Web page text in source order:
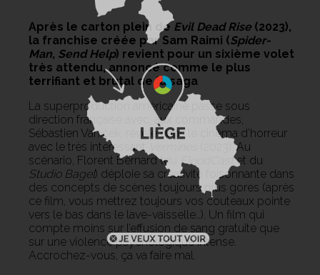
Après le carton plein de Evil Dead Rise (2023),
la franchise créée par Sam Raimi (Spider-
Man, Send Help) revient pour un sixième volet
très attendu, annoncé comme le plus
terrifiant et brutal de la saga
La superproduction américaine passe sous
direction française avec, aux commandes,
Sébastien Vaniček, révélé dans le cinéma d’horreur
avec le très intéressant
(2023). Au
scénario, Florent Bernard (du
FloodCast et du
Studio Bagel) déploie sa créativité foisonnante dans
des concepts de scènes toujours plus gores (après
ce film, vous mettrez toujours vos couteaux pointe
vers le bas dans le lave-vaisselle…). Un film qui
compte moins sur l’effusion de sang gratuite que
sur une violence psychologique intense.
Accrochez-vous, ça va faire mal.